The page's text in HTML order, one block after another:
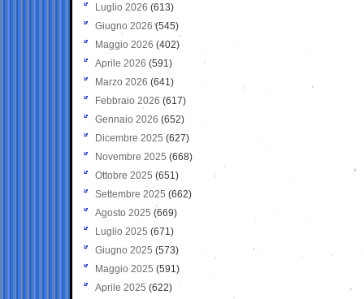
Luglio 2026 (613)
Giugno 2026 (545)
Maggio 2026 (402)
Aprile 2026 (591)
Marzo 2026 (641)
Febbraio 2026 (617)
Gennaio 2026 (652)
Dicembre 2025 (627)
Novembre 2025 (668)
Ottobre 2025 (651)
Settembre 2025 (662)
Agosto 2025 (669)
Luglio 2025 (671)
Giugno 2025 (573)
Maggio 2025 (591)
Aprile 2025 (622)